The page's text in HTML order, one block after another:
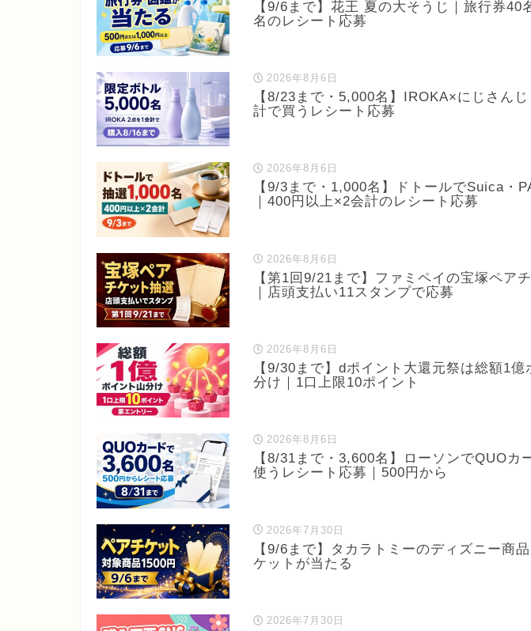
【9/6まで】花王 夏の大そうじ｜旅行券40
名のレシート応募
2026年8月6日
【8/23まで・5,000名】IROKA×にじさん
計で買うレシート応募
2026年8月6日
【9/3まで・1,000名】ドトールでSuica・
｜400円以上×2会計のレシート応募
2026年8月6日
【第1回9/21まで】ファミペイの宝塚ペア
｜店頭支払い11スタンプで応募
2026年8月6日
【9/30まで】dポイント大還元祭は総額1億
分け｜1口上限10ポイント
2026年8月6日
【8/31まで・3,600名】ローソンでQUOカ
使うレシート応募｜500円から
2026年7月30日
【9/6まで】タカラトミーのディズニー商
ケットが当たる
2026年7月30日